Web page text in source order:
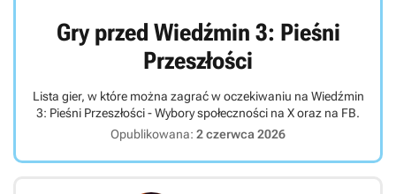
Gry przed Wiedźmin 3: Pieśni
Przeszłości
Lista gier, w które można zagrać w oczekiwaniu na Wiedźmin
3: Pieśni Przeszłości - Wybory społeczności na X oraz na FB.
Opublikowana: 2 czerwca 2026